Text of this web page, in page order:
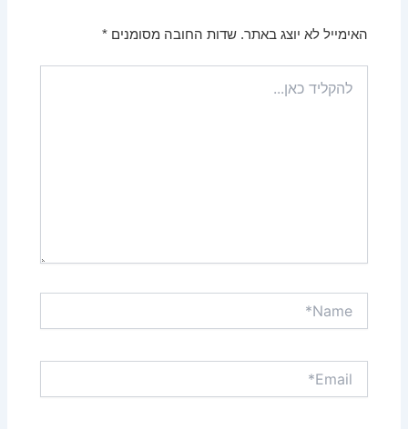
האימייל לא יוצג באתר. שדות החובה מסומנים*
כאן...